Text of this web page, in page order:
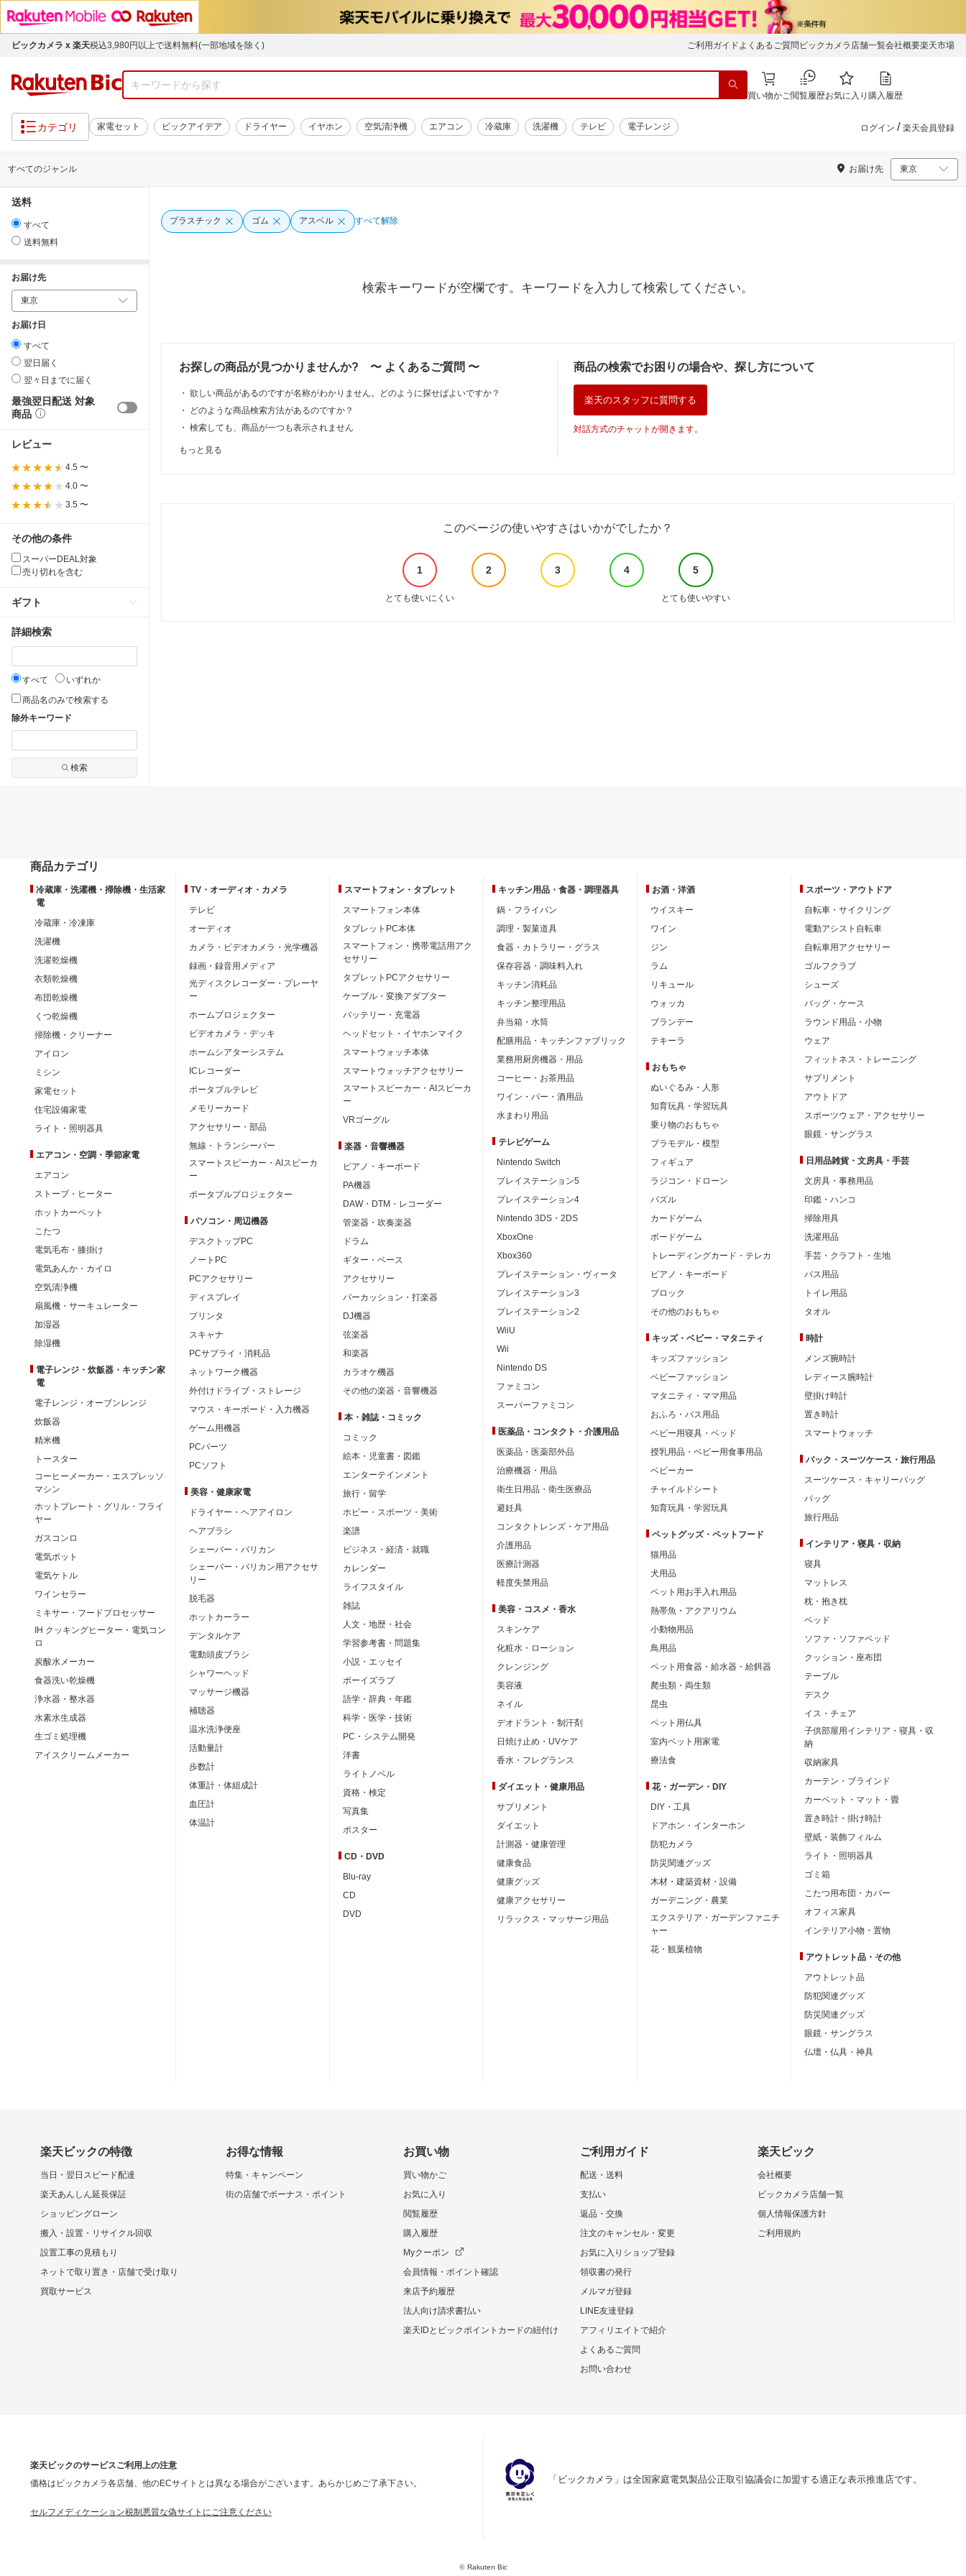
ビックカメラ x 楽天税込3,980円以上で送料無料(一部地域を除く) ご利用ガイド よくあるご質問 ビックカメラ店舗一覧会社概要楽天市場
買い物かご閲覧履歴お気に入り 購入履歴
カテゴリ 家電セット ビックアイデア ドライヤー イヤホン 空気清浄機 エアコン 冷蔵庫 洗濯機 テレビ 電子レンジ ログイン / 楽天会員登録
すべてのジャンル お届け先
送料
すべて
送料無料
お届け先
お届け日
すべて
翌日届く
翌々日までに届く
最強翌日配送 対象
商品
レビュー
4.5 〜
4.0 〜
3.5 〜
その他の条件
スーパーDEAL対象
売り切れを含む
ギフト
詳細検索
すべて
いずれか
商品名のみで検索する
除外キーワード
検索
プラスチック ゴム アスベル すべて解除
検索キーワードが空欄です。キーワードを入力して検索してください。
お探しの商品が見つかりませんか? 〜 よくあるご質問 〜
・ 欲しい商品があるのですが名称がわかりません。どのように探せばよいですか？
・
どのような商品検索方法があるのですか？
・ 検索しても、商品が一つも表示されません
もっと見る
商品の検索でお困りの場合や、探し方について
楽天のスタッフに質問する
対話方式のチャットが開きます。
このページの使いやすさはいかがでしたか？
1 2 3 4 5
とても使いにくい とても使いやすい
商品カテゴリ
冷蔵庫・洗濯機・掃除機・生活家
電
冷蔵庫・冷凍庫
洗濯機
洗濯乾燥機
衣類乾燥機
布団乾燥機
くつ乾燥機
掃除機・クリーナー
アイロン
ミシン
家電セット
住宅設備家電
ライト・照明器具
エアコン・空調・季節家電
エアコン
ストーブ・ヒーター
ホットカーペット
こたつ
電気毛布・膝掛け
電気あんか・カイロ
空気清浄機
扇風機・サーキュレーター
加湿器
除湿機
電子レンジ・炊飯器・キッチン家
電
電子レンジ・オーブンレンジ
炊飯器
精米機
トースター
コーヒーメーカー・エスプレッソ
マシン
ホットプレート・グリル・フライ
ヤー
ガスコンロ
電気ポット
電気ケトル
ワインセラー
ミキサー・フードプロセッサー
IH クッキングヒーター・電気コン
ロ
炭酸水メーカー
食器洗い乾燥機
浄水器・整水器
水素水生成器
生ゴミ処理機
アイスクリームメーカー
TV・オーディオ・カメラ
テレビ
オーディオ
カメラ・ビデオカメラ・光学機器
録画・録音用メディア
光ディスクレコーダー・プレーヤ
ー
ホームプロジェクター
ビデオカメラ・デッキ
ホームシアターシステム
ICレコーダー
ポータブルテレビ
メモリーカード
アクセサリー・部品
無線・トランシーバー
スマートスピーカー・AIスピーカ
ー
ポータブルプロジェクター
パソコン・周辺機器
デスクトップPC
ノートPC
PCアクセサリー
ディスプレイ
プリンタ
スキャナ
PCサプライ・消耗品
ネットワーク機器
外付けドライブ・ストレージ
マウス・キーボード・入力機器
ゲーム用機器
PCパーツ
PCソフト
美容・健康家電
ドライヤー・ヘアアイロン
ヘアブラシ
シェーバー・バリカン
シェーバー・バリカン用アクセサ
リー
脱毛器
ホットカーラー
デンタルケア
電動頭皮ブラシ
シャワーヘッド
マッサージ機器
補聴器
温水洗浄便座
活動量計
歩数計
体重計・体組成計
血圧計
体温計
スマートフォン・ タブレット
スマートフォン本体
タブレットPC本体
スマートフォン・携帯電話用アク
セサリー
タブレットPCアクセサリー
ケーブル・変換アダプター
バッテリー・充電器
ヘッドセット・イヤホンマイク
スマートウォッチ本体
スマートウォッチアクセサリー
スマートスピーカー・AIスピーカ
ー
VRゴーグル
楽器・音響機器
ピアノ・キーボード
PA機器
DAW・DTM・レコーダー
管楽器・吹奏楽器
ドラム
ギター・ベース
アクセサリー
パーカッション・打楽器
DJ機器
弦楽器
和楽器
カラオケ機器
その他の楽器・音響機器
本・雑誌・コミック
コミック
絵本・児童書・図鑑
エンターテインメント
旅行・留学
ホビー・スポーツ・美術
楽譜
ビジネス・経済・就職
カレンダー
ライフスタイル
雑誌
人文・地歴・社会
学習参考書・問題集
小説・エッセイ
ボーイズラブ
語学・辞典・年鑑
科学・医学・技術
PC・システム開発
洋書
ライトノベル
資格・検定
写真集
ポスター
CD・DVD
Blu-ray
CD
DVD
キッチン用品・ 食器・調理器具
鍋・フライパン
調理・製菓道具
食器・カトラリー・グラス
保存容器・調味料入れ
キッチン消耗品
キッチン整理用品
弁当箱・水筒
配膳用品・キッチンファブリック
業務用厨房機器・用品
コーヒー・お茶用品
ワイン・バー・酒用品
水まわり用品
テレビゲーム
Nintendo Switch
プレイステーション5
プレイステーション4
Nintendo 3DS・2DS
XboxOne
Xbox360
プレイステーション・ヴィータ
プレイステーション3
プレイステーション2
WiiU
Wii
Nintendo DS
ファミコン
スーパーファミコン
医薬品・コンタクト・介護用品
医薬品・医薬部外品
治療機器・用品
衛生日用品・衛生医療品
避妊具
コンタクトレンズ・ケア用品
介護用品
医療計測器
軽度失禁用品
美容・コスメ・香水
スキンケア
化粧水・ローション
クレンジング
美容液
ネイル
デオドラント・制汗剤
日焼け止め・UVケア
香水・フレグランス
ダイエット・ 健康用品
サプリメント
ダイエット
計測器・健康管理
健康食品
健康グッズ
健康アクセサリー
リラックス・マッサージ用品
お酒・洋酒
ウイスキー
ワイン
ジン
ラム
リキュール
ウォッカ
ブランデー
テキーラ
おもちゃ
ぬいぐるみ・人形
知育玩具・学習玩具
乗り物のおもちゃ
プラモデル・模型
フィギュア
ラジコン・ドローン
パズル
カードゲーム
ボードゲーム
トレーディングカード・テレカ
ピアノ・キーボード
ブロック
その他のおもちゃ
キッズ・ベビー・ マタニティ
キッズファッション
ベビーファッション
マタニティ・ママ用品
おふろ・バス用品
ベビー用寝具・ベッド
授乳用品・ベビー用食事用品
ベビーカー
チャイルドシート
知育玩具・学習玩具
ペットグッズ・ペットフード
猫用品
犬用品
ペット用お手入れ用品
熱帯魚・アクアリウム
小動物用品
鳥用品
ペット用食器・給水器・給餌器
爬虫類・両生類
昆虫
ペット用仏具
室内ペット用家電
療法食
花・ガーデン・DIY
DIY・工具
ドアホン・インターホン
防犯カメラ
防災関連グッズ
木材・建築資材・設備
ガーデニング・農業
エクステリア・ガーデンファニチ
ャー
花・観葉植物
スポーツ・ アウトドア
自転車・サイクリング
電動アシスト自転車
自転車用アクセサリー
ゴルフクラブ
シューズ
バッグ・ケース
ラウンド用品・小物
ウェア
フィットネス・トレーニング
サプリメント
アウトドア
スポーツウェア・アクセサリー
眼鏡・サングラス
日用品雑貨・文房具・手芸
文房具・事務用品
印鑑・ハンコ
掃除用具
洗濯用品
手芸・クラフト・生地
バス用品
トイレ用品
タオル
時計
メンズ腕時計
レディース腕時計
壁掛け時計
置き時計
スマートウォッチ
バック・スーツケース・旅行用品
スーツケース・キャリーバッグ
バッグ
旅行用品
インテリア・ 寝具・収納
寝具
マットレス
枕・抱き枕
ベッド
ソファ・ソファベッド
クッション・座布団
テーブル
デスク
イス・チェア
子供部屋用インテリア・寝具・収
納
収納家具
カーテン・ブラインド
カーペット・マット・畳
置き時計・掛け時計
壁紙・装飾フィルム
ライト・照明器具
ゴミ箱
こたつ用布団・カバー
オフィス家具
インテリア小物・置物
アウトレット品・ その他
アウトレット品
防犯関連グッズ
防災関連グッズ
眼鏡・サングラス
仏壇・仏具・神具
楽天ビックの特徴
当日・翌日スピード配達
楽天あんしん延長保証
ショッピングローン
搬入・設置・リサイクル回収
設置工事の見積もり
ネットで取り置き・店舗で受け取り
買取サービス
お得な情報
特集・キャンペーン
街の店舗でボーナス・ポイント
お買い物
買い物かご
お気に入り
閲覧履歴
購入履歴
Myクーポン
会員情報・ポイント確認
来店予約履歴
法人向け請求書払い
楽天IDとビックポイントカードの紐付け
ご利用ガイド
配送・送料
支払い
返品・交換
注文のキャンセル・変更
お気に入りショップ登録
領収書の発行
メルマガ登録
LINE友達登録
アフィリエイトで紹介
よくあるご質問
お問い合わせ
楽天ビック
会社概要
ビックカメラ店舗一覧
個人情報保護方針
ご利用規約
楽天ビックのサービスご利用上の注意
価格はビックカメラ各店舗、他のECサイトとは異なる場合がございます。あらかじめご了承下さい。
セルフメディケーション税制悪質な偽サイトにご注意ください
「ビックカメラ」は全国家庭電気製品公正取引協議会に加盟する適正な表示推進店です。
©Rakuten Bic